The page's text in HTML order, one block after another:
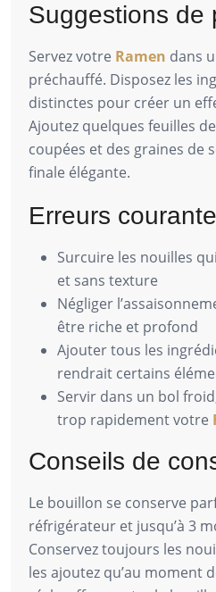
Suggestions de
Servez votre Ramen dans
préchauffé. Disposez les
distinctes pour créer un
Ajoutez quelques feuilles
coupées et des graines de
finale élégante.
Erreurs
Surcuire les nouilles
et sans texture
Négliger
être riche et profond
Ajouter tous les
rendrait certains
Servir dans un bol
trop rapidement votre
Conseils de
Le bouillon se conserve
réfrigérateur et jusqu’à 3
Conservez toujours les
les ajoutez qu’au moment